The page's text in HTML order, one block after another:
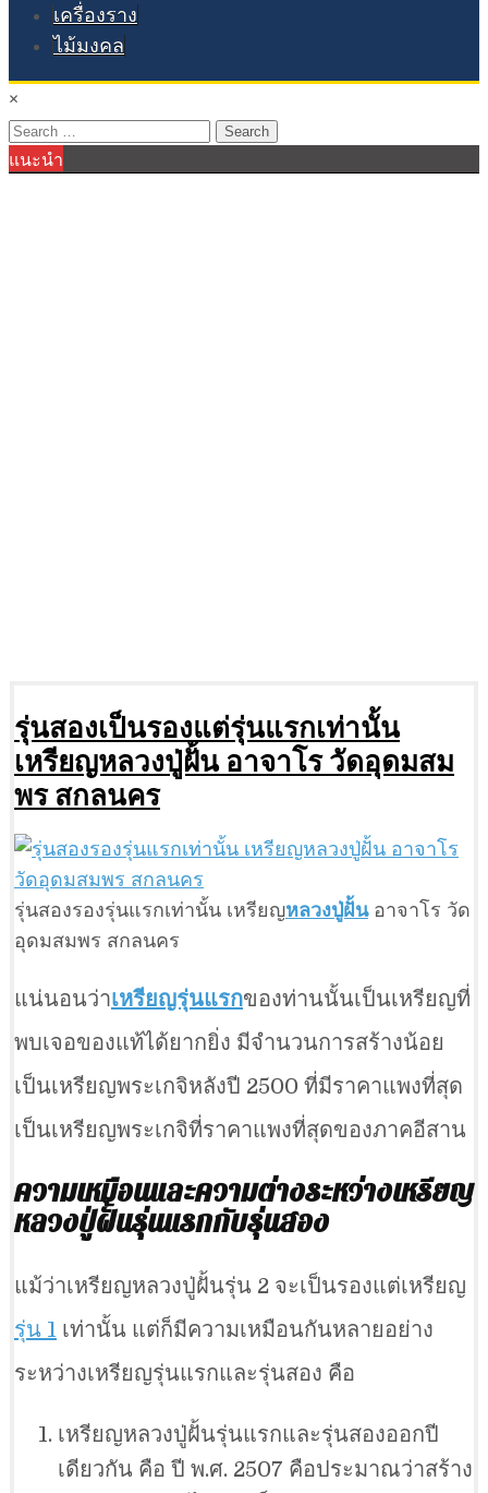
เครื่องราง
ไม้มงคล
×
Search
for:
แนะนำ
รุ่นสองเป็นรองแต่รุ่นแรกเท่านั้น
เหรียญหลวงปู่ฝั้น อาจาโร วัดอุดมสม
พร สกลนคร
รุ่นสองรองรุ่นแรกเท่านั้น เหรียญหลวงปู่ฝั้นอาจาโร วัด
อุดมสมพร สกลนคร
แน่นอนว่าเหรียญรุ่นแรกของท่านนั้นเป็นเหรียญที่
พบเจอของแท้ได้ยากยิ่ง มีจำนวนการสร้างน้อย
เป็นเหรียญพระเกจิหลังปี 2500 ที่มีราคาแพงที่สุด
เป็นเหรียญพระเกจิที่ราคาแพงที่สุดของภาคอีสาน
ความเหมือนและความต่างระหว่างเหรียญ
หลวงปู่ฝั้นรุ่นแรกกับรุ่นสอง
แม้ว่าเหรียญหลวงปู่ฝั้นรุ่น 2 จะเป็นรองแต่เหรียญ
รุ่น 1 เท่านั้น แต่ก็มีความเหมือนกันหลายอย่าง
ระหว่างเหรียญรุ่นแรกและรุ่นสอง คือ
เหรียญหลวงปู่ฝั้นรุ่นแรกและรุ่นสองออกปี
เดียวกัน คือ ปี พ.ศ. 2507 คือประมาณว่าสร้าง